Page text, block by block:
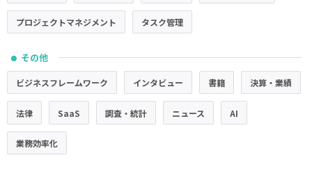
プロジェクトマネジメント タスク管理
● その他
ビジネスフレームワーク インタビュー 書籍 決算・業績
法律 SaaS 調査・統計 ニュース AI
業務効率化